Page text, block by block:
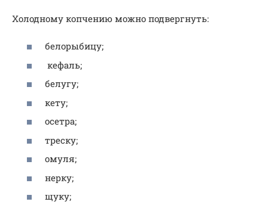
Холодному копчению можно подвергнуть:
белорыбицу;
кефаль;
белугу;
кету;
осетра;
треску;
омуля;
нерку;
щуку;